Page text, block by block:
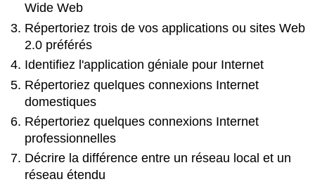
Wide Web
Répertoriez trois de vos applications ou sites Web
2.0 préférés
Identifiez l'application géniale pour Internet
Répertoriez quelques connexions Internet
domestiques
Répertoriez quelques connexions Internet
professionnelles
Décrire la différence entre un réseau local et un
réseau étendu